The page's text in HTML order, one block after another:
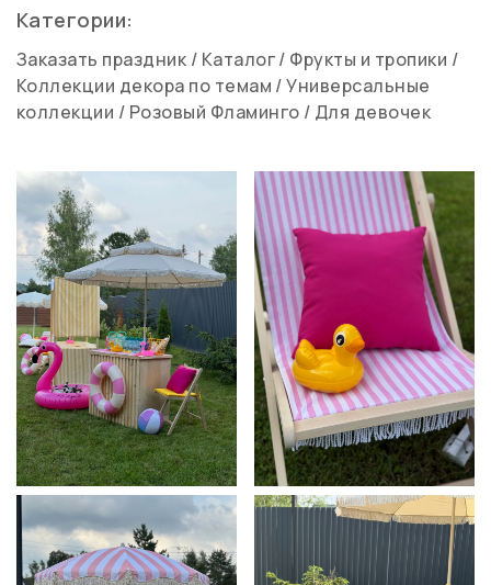
Категории:
Заказать праздник / Каталог/ Фрукты и тропики /
Коллекции декора по темам /Универсальные
коллекции / Розовый Фламинго / Для девочек